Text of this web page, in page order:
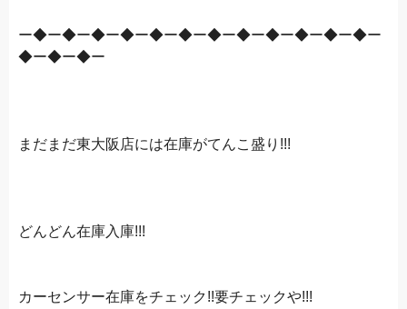
ー◆ー◆ー◆ー◆ー◆ー◆ー◆ー◆ー◆ー◆ー◆ー◆ー
◆ー◆ー◆ー
まだまだ東大阪店には在庫がてんこ盛り!!!
どんどん在庫入庫!!!
カーセンサー在庫をチェック!!要チェックや!!!